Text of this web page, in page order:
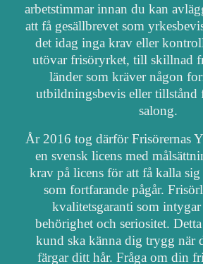
arbetstimmar innan du kan
att få gesällbrevet som
det idag inga krav eller
utövar frisöryrket, till skillnad
länder som kräver någon
utbildningsbevis eller tillstånd
salong.
År 2016 tog därför Frisörernas
en svensk licens med
krav på licens för att få kalla sig
som fortfarande pågår.
kvalitetsgaranti som
behörighet och seriositet.
kund ska känna dig trygg när
färgar ditt hår. Fråga om din